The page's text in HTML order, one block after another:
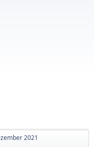
2021